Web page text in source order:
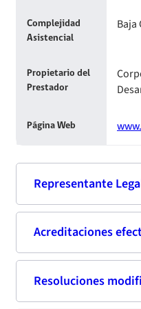
Complejidad
Asistencial
Baja
Propietario del
Prestador
Página Web
Representante
Nombre Luis
Profesión
Acreditaciones
Primera
Resoluciones